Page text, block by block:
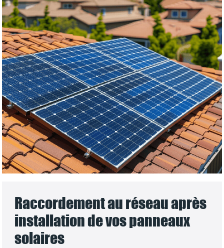
Raccordement au réseau après
installation de vos panneaux
solaires